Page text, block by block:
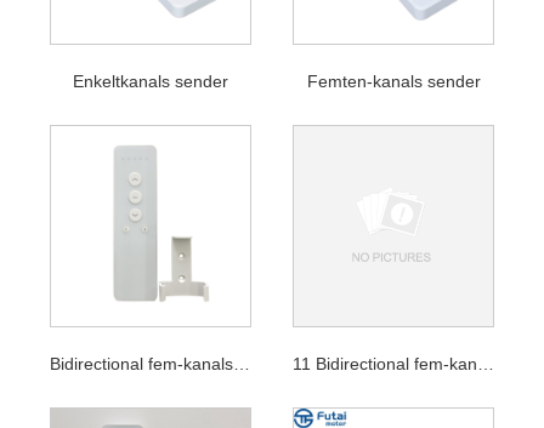
Enkeltkanals sender Femten-kanals sender
Bidirectional fem-kanals sender